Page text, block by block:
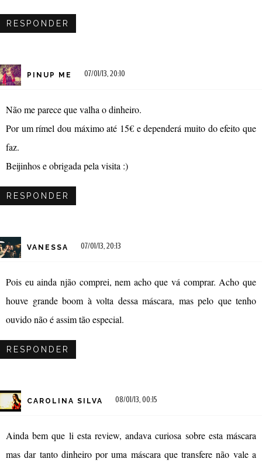
RESPONDER
PINUP ME 07/01/13, 20:10
Não me parece que valha o dinheiro.
Por um rímel dou máximo até 15€ e dependerá muito do efeito que
faz.
Beijinhos e obrigada pela visita :)
RESPONDER
VANESSA 07/01/13, 20:13
Pois eu ainda njão comprei, nem acho que vá comprar. Acho que
houve grande boom à volta dessa máscara, mas pelo que tenho
ouvido não é assim tão especial.
RESPONDER
CAROLINA SILVA 08/01/13, 00:15
Ainda bem que li esta review, andava curiosa sobre esta máscara
mas dar tanto dinheiro por uma máscara que transfere não vale a